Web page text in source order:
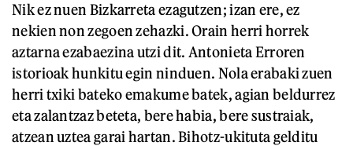
Nik ez nuen Bizkarreta ezagutzen; izan ere, ez
nekien non zegoen zehazki. Orain herri horrek
aztarna ezabaezina utzi dit. Antonieta Erroren
istorioak hunkitu egin ninduen. Nola erabaki zuen
herri txiki bateko emakume batek, agian beldurrez
eta zalantzaz beteta, bere habia, bere sustraiak,
atzean uztea garai hartan. Bihotz-ukituta gelditu